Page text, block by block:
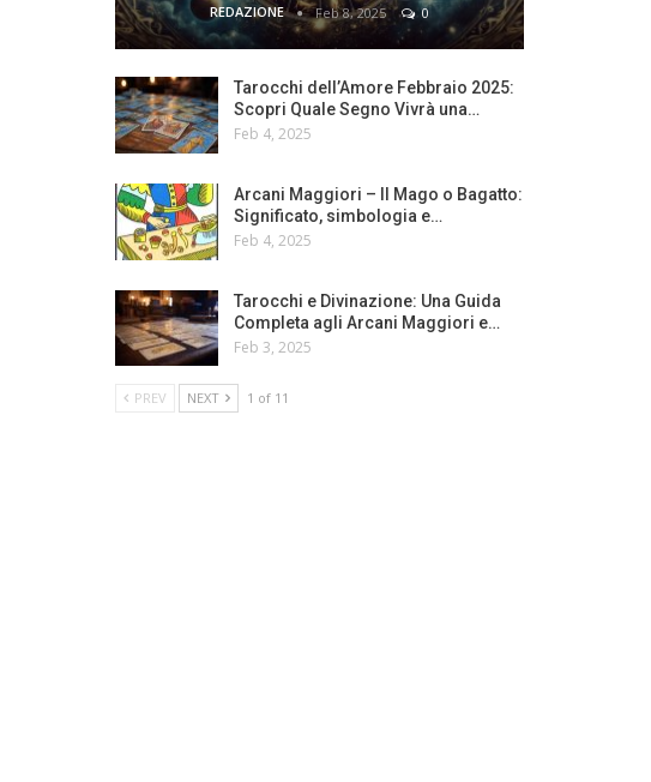
REDAZIONE Feb 8, 2025 0
Tarocchi dell’Amore Febbraio 2025:
Scopri Quale Segno Vivrà una…
Feb 4, 2025
Arcani Maggiori – Il Mago o Bagatto:
Significato, simbologia e…
Feb 4, 2025
Tarocchi e Divinazione: Una Guida
Completa agli Arcani Maggiori e…
Feb 3, 2025
PREV NEXT 1 of 11